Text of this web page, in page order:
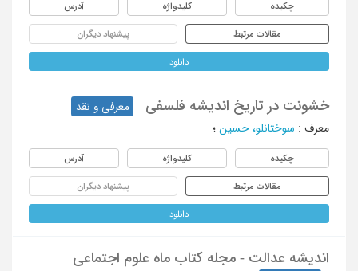
چکیده کلیدواژه آدرس
مقالات مرتبط پیشنهاد دیگران
دانلود
خشونت در تاریخ اندیشه فلسفی
معرفی و نقد
معرف : سوختانلو، حسین ؛
چکیده کلیدواژه آدرس
مقالات مرتبط پیشنهاد دیگران
دانلود
اندیشه عدالت - مجله کتاب ماه علوم اجتماعی